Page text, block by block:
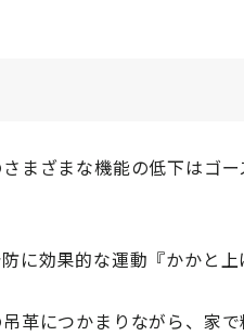
まざまな機能の低下はゴ
に効果的な運動『かかと上
革につかまりながら、家